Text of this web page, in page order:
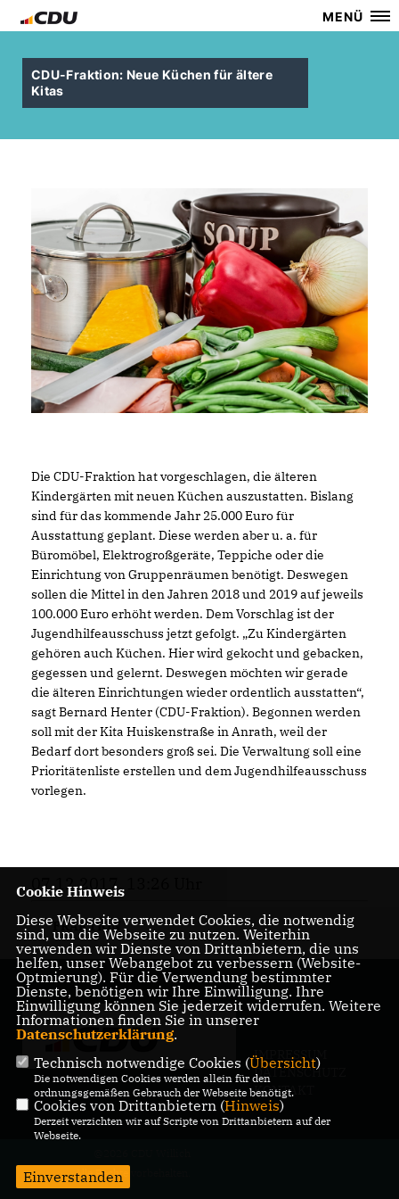
MENÜ
CDU-Fraktion: Neue Küchen für ältere
Kitas
Die CDU-Fraktion hat vorgeschlagen, die älteren
Kindergärten mit neuen Küchen auszustatten. Bislang
sind für das kommende Jahr 25.000 Euro für
Ausstattung geplant. Diese werden aber u. a. für
Büromöbel, Elektrogroßgeräte, Teppiche oder die
Einrichtung von Gruppenräumen benötigt. Deswegen
sollen die Mittel in den Jahren 2018 und 2019 auf jeweils
100.000 Euro erhöht werden. Dem Vorschlag ist der
Jugendhilfeausschuss jetzt gefolgt. „Zu Kindergärten
gehören auch Küchen. Hier wird gekocht und gebacken,
gegessen und gelernt. Deswegen möchten wir gerade
die älteren Einrichtungen wieder ordentlich ausstatten“,
sagt Bernard Henter (CDU-Fraktion). Begonnen werden
soll mit der Kita Huiskenstraße in Anrath, weil der
Bedarf dort besonders groß sei. Die Verwaltung soll eine
Prioritätenliste erstellen und dem Jugendhilfeausschuss
vorlegen.
07.12.2017, 13:26 Uhr
FRAKTION
IMPRESSUM
DATENSCHUTZ
KONTAKT
Alle Rechte vorbehalten.
Cookie Hinweis
Diese Webseite verwendet Cookies, die notwendig
sind, um die Webseite zu nutzen. Weiterhin
verwenden wir Dienste von Drittanbietern, die uns
helfen, unser Webangebot zu verbessern (Website-
Optmierung). Für die Verwendung bestimmter
Dienste, benötigen wir Ihre Einwilligung. Ihre
Einwilligung können Sie jederzeit widerrufen. Weitere
Informationen finden Sie in unserer
Datenschutzerklärung.
Technisch notwendige Cookies (Übersicht)
Die notwendigen Cookies werden allein für den
ordnungsgemäßen Gebrauch der Webseite benötigt.
Cookies von Drittanbietern (Hinweis)
Derzeit verzichten wir auf Scripte von Drittanbietern auf der
Webseite.
Einverstanden